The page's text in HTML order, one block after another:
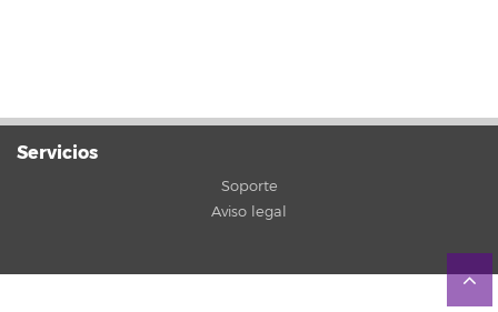
Servicios
Soporte
Aviso legal